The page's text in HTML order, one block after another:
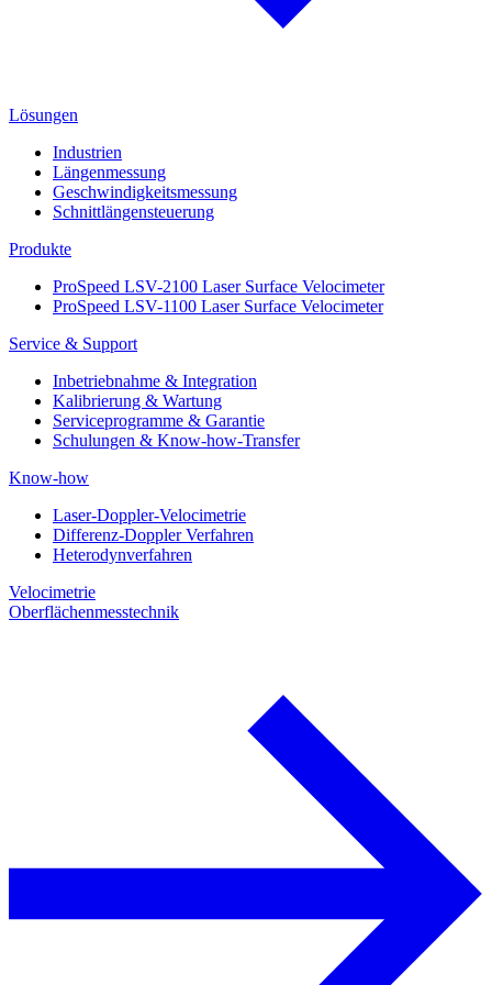
Lösungen
Industrien
Längenmessung
Geschwindigkeitsmessung
Schnittlängensteuerung
Produkte
ProSpeed LSV-2100 Laser Surface Velocimeter
ProSpeed LSV-1100 Laser Surface Velocimeter
Service & Support
Inbetriebnahme & Integration
Kalibrierung & Wartung
Serviceprogramme & Garantie
Schulungen & Know-how-Transfer
Know-how
Laser-Doppler-Velocimetrie
Differenz-Doppler Verfahren
Heterodynverfahren
Velocimetrie
Oberflächenmesstechnik